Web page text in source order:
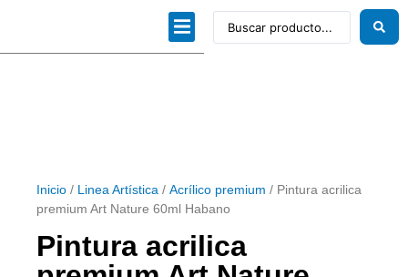
Inicio / Linea Artística / Acrílico premium / Pintura acrilica
premium Art Nature 60ml Habano
Pintura acrilica